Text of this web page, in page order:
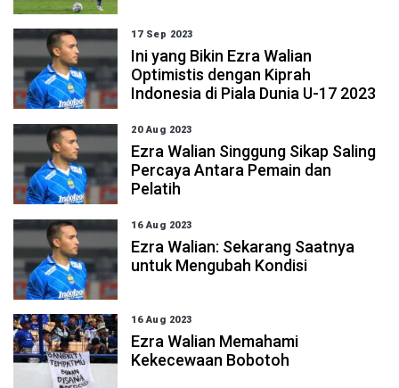
17 Sep 2023
Ini yang Bikin Ezra Walian
Optimistis dengan Kiprah
Indonesia di Piala Dunia U-17 2023
20 Aug 2023
Ezra Walian Singgung Sikap Saling
Percaya Antara Pemain dan
Pelatih
16 Aug 2023
Ezra Walian: Sekarang Saatnya
untuk Mengubah Kondisi
16 Aug 2023
Ezra Walian Memahami
Kekecewaan Bobotoh